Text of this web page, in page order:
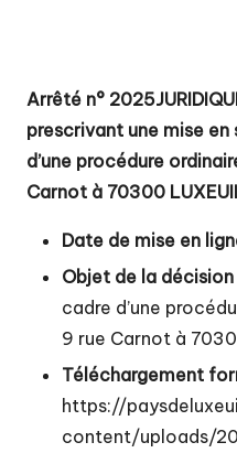
Arrêté n°
prescrivant une mise
d’une procédure
Carnot à 70300
Date de mise en
Objet de la décision
cadre d’une
9 rue Carnot à
Téléchargement
https://
content/uploads/